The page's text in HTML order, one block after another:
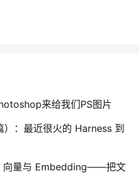
来给我们PS图片
：最近很火的 Harness 到
向量与 Embedding——把文